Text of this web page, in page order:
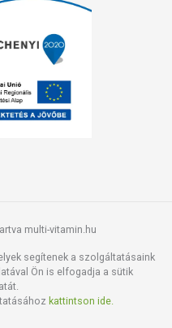
multi-vitamin.hu
segítenek a szolgáltatásaink
Ön is elfogadja a sütik
kattintson ide.